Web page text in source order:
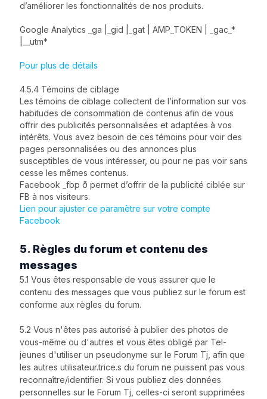
d’améliorer les fonctionnalités de nos produits.
Google Analytics _ga |_gid |_gat | AMP_TOKEN | _gac_*
|__utm*
Pour plus de détails
4.5.4 Témoins de ciblage
Les témoins de ciblage collectent de l’information sur vos
habitudes de consommation de contenus afin de vous
offrir des publicités personnalisées et adaptées à vos
intérêts. Vous avez besoin de ces témoins pour voir des
pages personnalisées ou des annonces plus
susceptibles de vous intéresser, ou pour ne pas voir sans
cesse les mêmes contenus.
Facebook _fbp ð permet d’offrir de la publicité ciblée sur
FB à nos visiteurs.
Lien pour ajuster ce paramètre sur votre compte
Facebook
5. Règles du forum et contenu des
messages
5.1 Vous êtes responsable de vous assurer que le
contenu des messages que vous publiez sur le forum est
conforme aux règles du forum.
5.2 Vous n'êtes pas autorisé à publier des photos de
vous-même ou d'autres et vous êtes obligé par Tel-
jeunes d'utiliser un pseudonyme sur le Forum Tj, afin que
les autres utilisateur.trice.s du forum ne puissent pas vous
reconnaître/identifier. Si vous publiez des données
personnelles sur le Forum Tj, celles-ci seront supprimées